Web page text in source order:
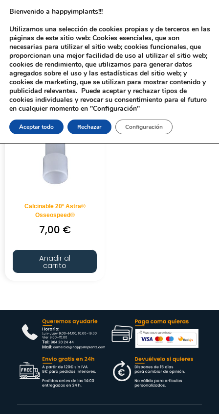
Inicio/ Productos etiquetados “Calcinable 20º”
Calcinable 20º Astra®
Osseospeed®
7,00 €
Añadir al
carrito
Bienvenido a happyimplants!!!
Utilizamos una selección de cookies propias y de terceros en las
páginas de este sitio web: Cookies esenciales, que son
necesarias para utilizar el sitio web; cookies funcionales, que
proporcionan una mejor facilidad de uso al utilizar el sitio web;
cookies de rendimiento, que utilizamos para generar datos
agregados sobre el uso y las estadísticas del sitio web; y
cookies de marketing, que se utilizan para mostrar contenido y
publicidad relevantes. Puede aceptar y rechazar tipos de
cookies individuales y revocar su consentimiento para el futuro
en cualquier momento en "Configuración"
Aceptar todo Rechazar Configuración